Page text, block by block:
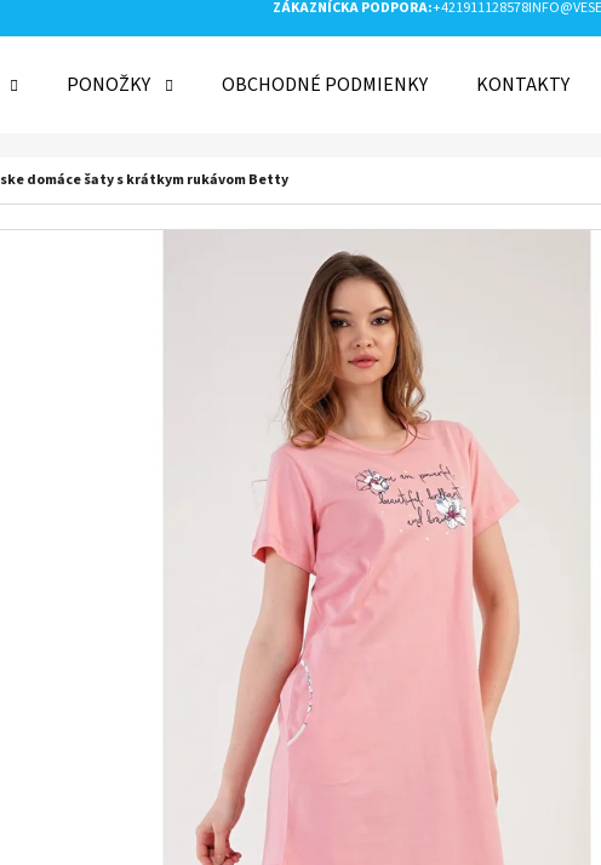
ZÁKAZNÍCKA PODPORA:+421911128578
PONOŽKY OBCHODNÉ PODMIENKY KONTAKTY
domáce šaty s krátkym rukávom Betty
DÁMSKA NOČNÁ KOŠEĽA S KRÁTKYM
RUKÁVOM LAURA
€25,90